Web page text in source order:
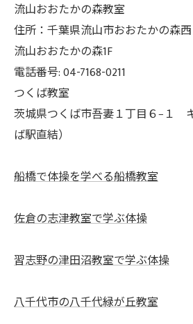
流山おおたかの森教室
住所：千葉県流山市おおたかの森
流山おおたかの森1F
電話番号: 04-7168-0211
つくば教室
茨城県つくば市吾妻１丁目６−１
ば駅直結）
船橋で体操を学べる船橋教室
佐倉の志津教室で学ぶ体操
習志野の津田沼教室で学ぶ体操
八千代市の八千代緑が丘教室